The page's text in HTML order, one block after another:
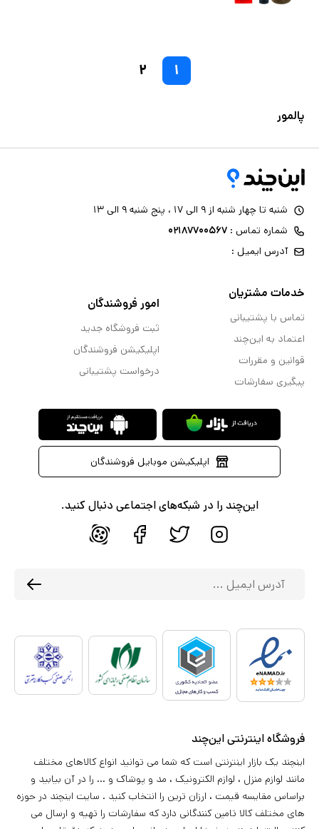
۱ ۲
پالمور
شنبه تا چهار شنبه از ۹ الی ۱۷ ، پنج شنبه ۹ الی ۱۳
شماره تماس : ۰۲۱۸۷۷۰۰۵۶۷
آدرس ایمیل :
خدمات مشتریان
تماس با پشتیبانی
اعتماد به این‌چند
قوانین و مقررات
پیگیری سفارشات
امور فروشندگان
ثبت فروشگاه جدید
اپلیکیشن فروشندگان
درخواست پشتیبانی
اپلیکیشن موبایل فروشندگان
این‌چند را در شبکه‌های اجتماعی دنبال کنید.
فروشگاه اینترنتی این‌چند
اینچند یک بازار اینترنتی است که شما می توانید انواع کالاهای مختلف
مانند لوازم منزل ، لوازم الکترونیک ، مد و پوشاک و ... را در آن بیابید و
براساس مقایسه قیمت ، ارزان ترین را انتخاب کنید . سایت اینچند در حوزه
های مختلف کالا تامین کنندگانی دارد که سفارشات را تهیه و ارسال می